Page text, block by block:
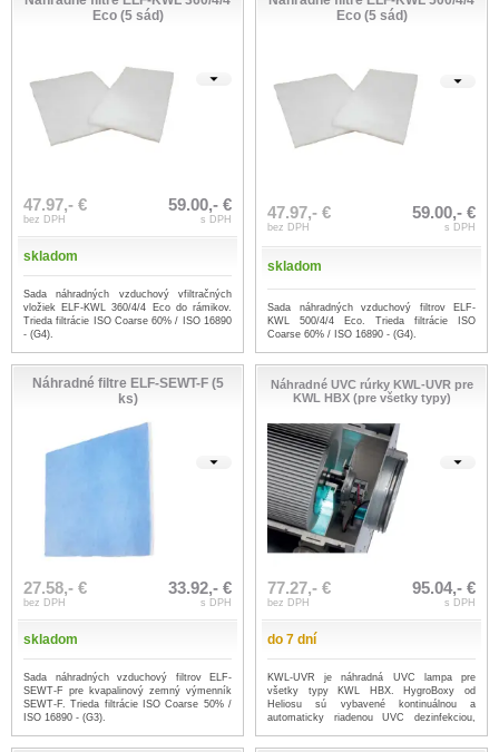
Eco (5 sád)
47.97,- €
bez DPH
59.00,- €
s DPH
skladom
Sada náhradných vzduchový vfiltračných
vložiek ELF-KWL 360/4/4 Eco do rámikov.
Trieda filtrácie ISO Coarse 60% / ISO 16890
- (G4).
Eco (5 sád)
47.97,- €
bez DPH
59.00,- €
s DPH
skladom
Sada náhradných vzduchový filtrov ELF-
KWL 500/4/4 Eco. Trieda filtrácie ISO
Coarse 60% / ISO 16890 - (G4).
Náhradné filtre ELF-SEWT-F (5
ks)
27.58,- €
bez DPH
33.92,- €
s DPH
skladom
Sada náhradných vzduchový filtrov ELF-
SEWT-F pre kvapalinový zemný výmenník
SEWT-F. Trieda filtrácie ISO Coarse 50% /
ISO 16890 - (G3).
Náhradné UVC rúrky KWL-UVR pre
KWL HBX (pre všetky typy)
77.27,- €
bez DPH
95.04,- €
s DPH
do 7 dní
KWL-UVR je náhradná UVC lampa pre
všetky typy KWL HBX. HygroBoxy od
Heliosu sú vybavené kontinuálnou a
automaticky riadenou UVC dezinfekciou,